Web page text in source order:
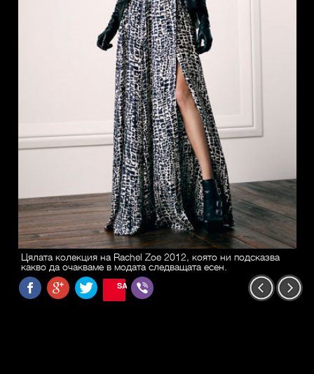
Цялата колекция на Rachel Zoe 2012, която ни подсказва
какво да очакваме в модата следващата есен.
SAVE